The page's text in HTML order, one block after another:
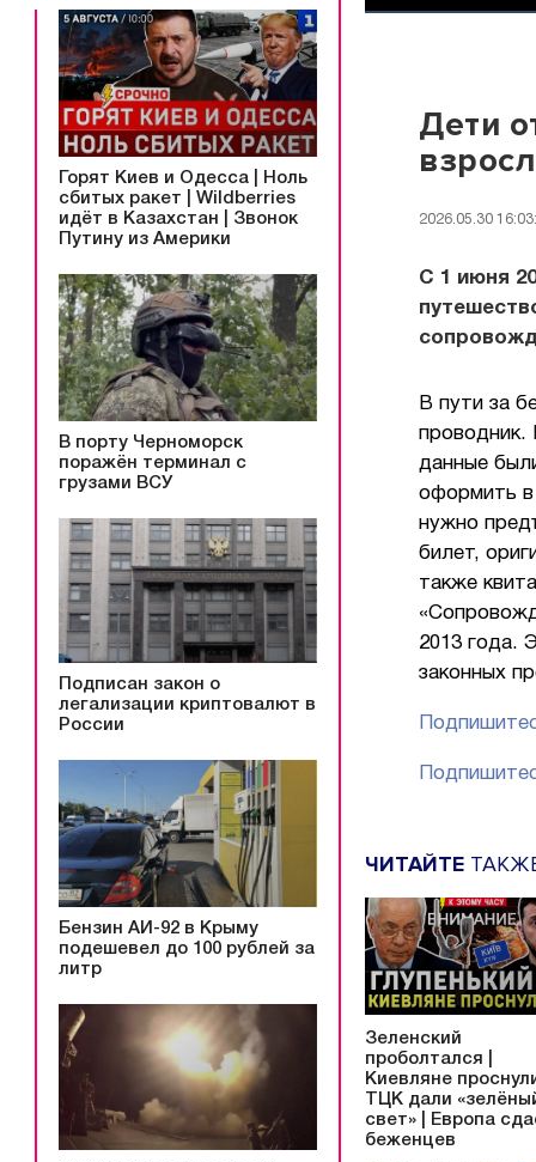
Горят Киев и Одесса | Ноль
сбитых ракет | Wildberries
идёт в Казахстан | Звонок
Путину из Америки
В порту Черноморск
поражён терминал с
грузами ВСУ
Подписан закон о
легализации криптовалют в
России
Бензин АИ-92 в Крыму
подешевел до 100 рублей за
литр
Дети
2026.05.30
С 1 июня
В пути за
проводник.
данные
оформить в
нужно
билет,
также
2013 года.
законных
ЧИТАЙТЕ
Зеленский
проболтался |
Киевляне
ТЦК дали
свет» | Европа
беженцев